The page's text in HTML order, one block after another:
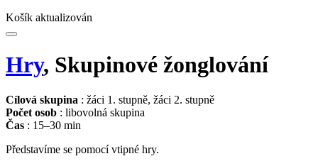
Košík aktualizován
Hry, Skupinové žonglování
Cílová skupina : žáci 1. stupně, žáci 2. stupně
Počet osob : libovolná skupina
Čas : 15–30 min
Představíme se pomocí vtipné hry.